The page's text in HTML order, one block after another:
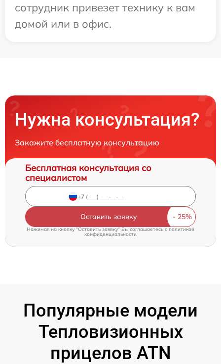
сотрудник привезет технику к вам
домой или в офис.
Нужна консультация?
Закажите бесплатную консультацию
Бесплатная консультация со
специалистом
Оставить заявку
Нажимая на кнопку "Оставить заявку" Вы соглашаетесь cполитикой
конфиденциальности
Популярные модели
Тепловизионных
прицелов ATN